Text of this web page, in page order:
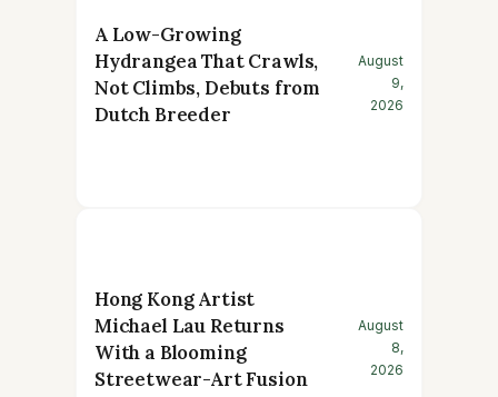
A Low-Growing
Hydrangea That Crawls,
Not Climbs, Debuts from
Dutch Breeder
August
9,
2026
Hong Kong Artist
Michael Lau Returns
With a Blooming
Streetwear-Art Fusion
August
8,
2026